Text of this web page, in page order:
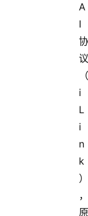
A
I
协
议
（
i
L
i
n
k
）
，
原